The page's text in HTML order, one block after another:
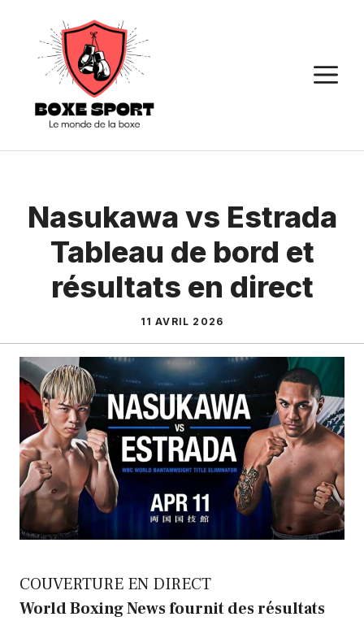
contenu
Nasukawa vs Estrada
Tableau de bord et
résultats en direct
11 AVRIL 2026
COUVERTURE EN DIRECT
World Boxing News fournit des résultats